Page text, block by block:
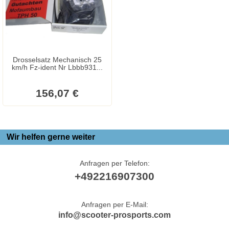
Drosselsatz Mechanisch 25
km/h Fz-ident Nr Lbbb931...
156,07 €
Wir helfen gerne weiter
Anfragen per Telefon:
+492216907300
Anfragen per E-Mail:
info@scooter-prosports.com